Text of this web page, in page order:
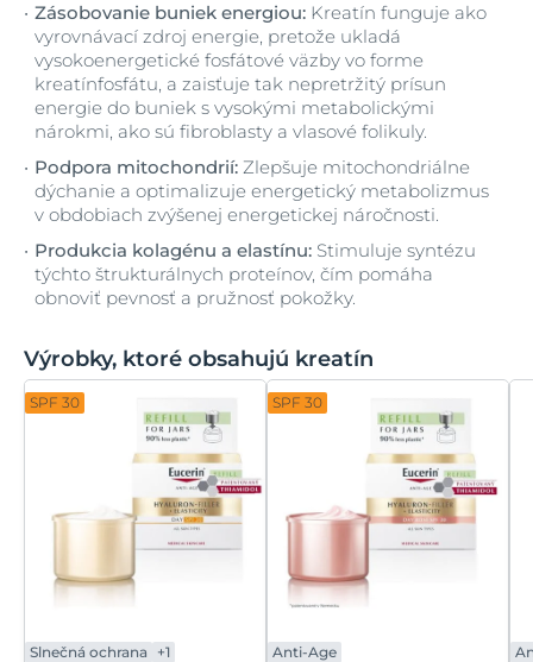
Zásobovanie buniek energiou: Kreatín funguje ako
vyrovnávací zdroj energie, pretože ukladá
vysokoenergetické fosfátové väzby vo forme
kreatínfosfátu, a zaisťuje tak nepretržitý prísun
energie do buniek s vysokými metabolickými
nárokmi, ako sú fibroblasty a vlasové folikuly.
Podpora mitochondrií: Zlepšuje mitochondriálne
dýchanie a optimalizuje energetický metabolizmus
v obdobiach zvýšenej energetickej náročnosti.
Produkcia kolagénu a elastínu: Stimuluje syntézu
týchto štrukturálnych proteínov, čím pomáha
obnoviť pevnosť a pružnosť pokožky.
Výrobky, ktoré obsahujú kreatín
SPF 30
Slnečná ochrana +1
SPF 30
Anti-Age